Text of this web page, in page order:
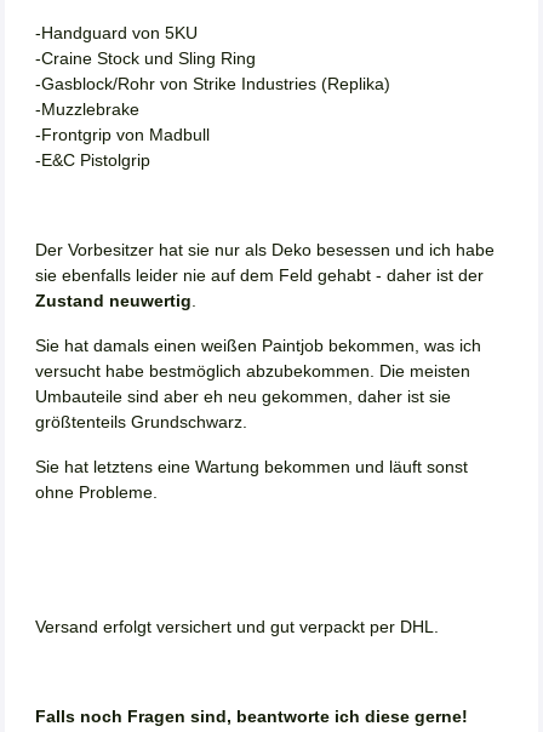
-Handguard von 5KU
-Craine Stock und Sling Ring
-Gasblock/Rohr von Strike Industries (Replika)
-Muzzlebrake
-Frontgrip von Madbull
-E&C Pistolgrip
Der Vorbesitzer hat sie nur als Deko besessen und ich habe
sie ebenfalls leider nie auf dem Feld gehabt - daher ist der
Zustand neuwertig.
Sie hat damals einen weißen Paintjob bekommen, was ich
versucht habe bestmöglich abzubekommen. Die meisten
Umbauteile sind aber eh neu gekommen, daher ist sie
größtenteils Grundschwarz.
Sie hat letztens eine Wartung bekommen und läuft sonst
ohne Probleme.
Versand erfolgt versichert und gut verpackt per DHL.
Falls noch Fragen sind, beantworte ich diese gerne!